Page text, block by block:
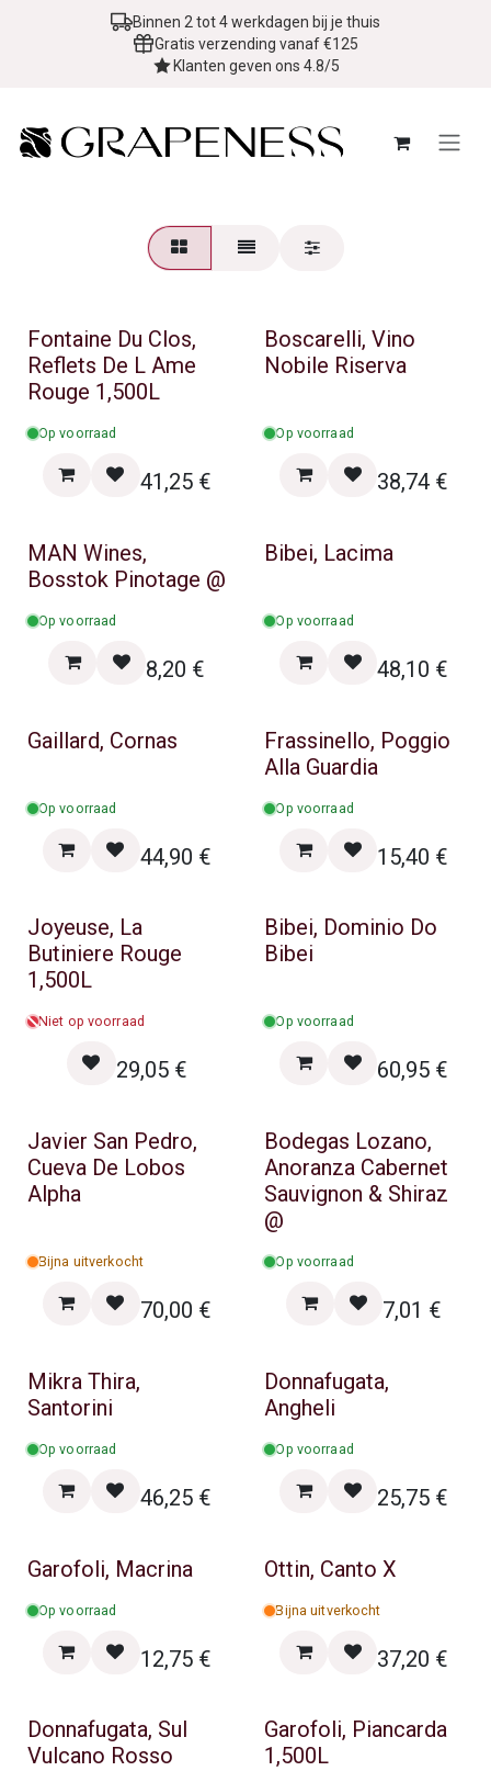
Overslaan naar inhoudBinnen 2 tot 4 werkdagen bij je thuis
Gratis verzending vanaf €125
Klanten geven ons 4.8/5
Fontaine Du Clos,
Reflets De L Ame
Rouge 1,500L
Op voorraad
41,25€
Boscarelli, Vino
Nobile Riserva
Op voorraad
38,74€
MAN Wines,
Bosstok Pinotage @
Op voorraad
8,20 €
Bibei, Lacima
Op voorraad
48,10 €
Gaillard, Cornas
Op voorraad
44,90 €
Frassinello, Poggio
Alla Guardia
Op voorraad
15,40 €
Joyeuse, La
Butiniere Rouge
1,500L
Niet op voorraad
29,05€
Bibei, Dominio Do
Bibei
Op voorraad
60,95€
Javier San Pedro,
Cueva De Lobos
Alpha
Bijna uitverkocht
70,00 €
Bodegas Lozano,
Anoranza Cabernet
Sauvignon & Shiraz
@
Op voorraad
7,01 €
Mikra Thira,
Santorini
Op voorraad
46,25€
Donnafugata,
Angheli
Op voorraad
25,75€
Garofoli, Macrina
Op voorraad
12,75€
Ottin, Canto X
Bijna uitverkocht
37,20 €
Donnafugata, Sul
Vulcano Rosso
Garofoli, Piancarda
1,500L